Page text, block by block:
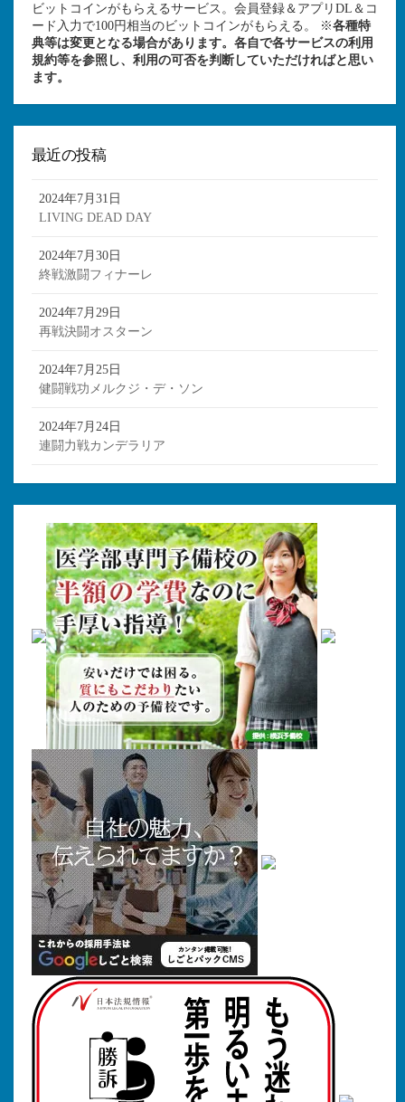
ビットコインがもらえるサービス。会員登録＆アプリDL＆コ
ード入力で100円相当のビットコインがもらえる。 ※各種特
典等は変更となる場合があります。各自で各サービスの利用
規約等を参照し、利用の可否を判断していただければと思い
ます。
最近の投稿
2024年7月31日
LIVING DEAD DAY
2024年7月30日
終戦激闘フィナーレ
2024年7月29日
再戦決闘オスターン
2024年7月25日
健闘戦功メルクジ・デ・ソン
2024年7月24日
連闘力戦カンデラリア